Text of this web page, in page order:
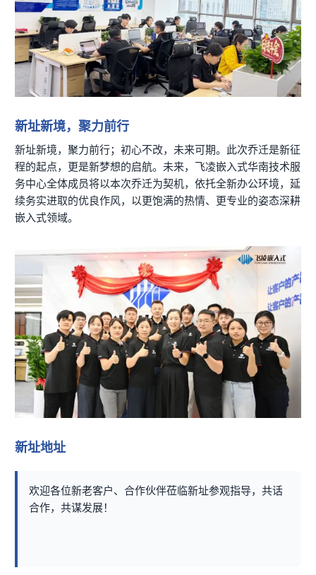
新址新境，聚力前行
新址新境，聚力前行；初心不改，未来可期。此次乔迁是新征
程的起点，更是新梦想的启航。未来，飞凌嵌入式华南技术服
务中心全体成员将以本次乔迁为契机，依托全新办公环境，延
续务实进取的优良作风，以更饱满的热情、更专业的姿态深耕
嵌入式领域。
新址地址
欢迎各位新老客户、合作伙伴莅临新址参观指导，共话
合作，共谋发展！